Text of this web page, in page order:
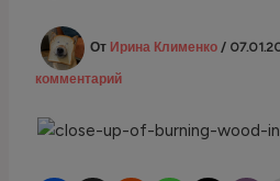
От Ирина Клименко/
комментарий